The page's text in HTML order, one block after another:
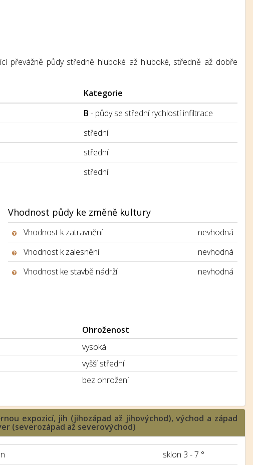
převážně půdy středně hluboké až hluboké, středně až dobře
Kategorie
B - půdy se střední rychlostí infiltrace
střední
střední
střední
Vhodnost půdy ke změně kultury
Vhodnost k zatravnění
nevhodná
Vhodnost k zalesnění
nevhodná
Vhodnost ke stavbě nádrží
nevhodná
Ohroženost
vysoká
vyšší střední
bez ohrožení
expozicí, jih (jihozápad až jihovýchod), východ a západ
(severozápad až severovýchod)
sklon 3 - 7 °